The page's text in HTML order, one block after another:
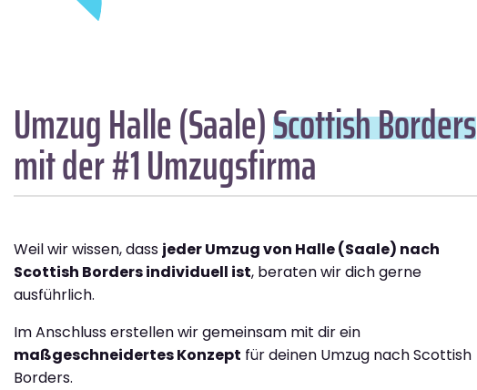
Umzug Halle (Saale)Scottish Borders
mit der #1 Umzugsfirma
Weil wir wissen, dass jeder Umzug von Halle (Saale) nach
Scottish Borders individuell ist, beraten wir dich gerne
ausführlich.
Im Anschluss erstellen wir gemeinsam mit dir ein
maßgeschneidertes Konzept für deinen Umzug nach Scottish
Borders.